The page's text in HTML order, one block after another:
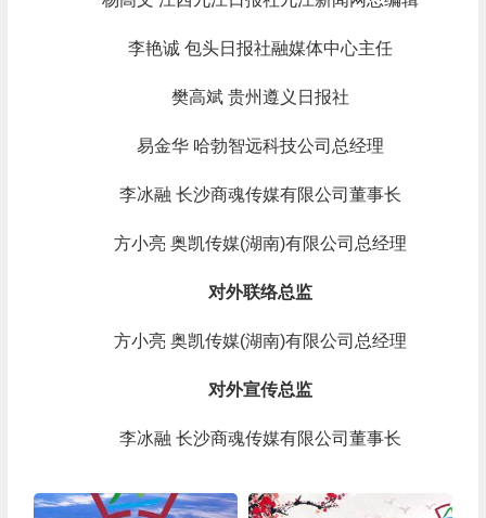
李艳诚 包头日报社融媒体中心主任
樊高斌 贵州遵义日报社
易金华 哈勃智远科技公司总经理
李冰融 长沙商魂传媒有限公司董事长
方小亮 奥凯传媒(湖南)有限公司总经理
对外联络总监
方小亮 奥凯传媒(湖南)有限公司总经理
对外宣传总监
李冰融 长沙商魂传媒有限公司董事长